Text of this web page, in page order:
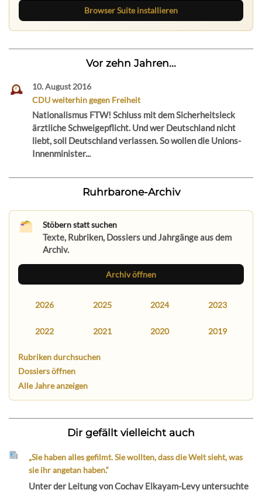
Browser Suite installieren
Vor zehn Jahren...
10. August 2016
CDU weiterhin gegen Freiheit
Nationalismus FTW! Schluss mit dem Sicherheitsleck
ärztliche Schweigepflicht. Und wer Deutschland nicht
liebt, soll Deutschland verlassen. So wollen die Unions-
Innenminister...
Ruhrbarone-Archiv
Stöbern statt suchen
Texte, Rubriken, Dossiers und Jahrgänge aus dem
Archiv.
Archiv öffnen
2026 2025 2024 2023
2022 2021 2020 2019
Rubriken durchsuchen
Dossiers öffnen
Alle Jahre anzeigen
Dir gefällt vielleicht auch
„Sie haben alles gefilmt. Sie wollten, dass die Welt sieht, was
sie ihr angetan haben.“
Unter der Leitung von Cochav Elkayam-Levy untersuchte